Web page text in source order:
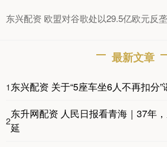
东兴配资 欧盟对谷歌处以29.5亿欧元反
最新文章
1 东兴配资 关于“5座车坐6人不再扣分
2
东升网配资 人民日报看青海｜37年
延